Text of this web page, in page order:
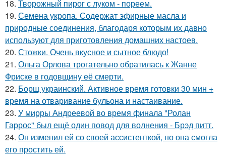
18. Творожный пирог с луком - пореем.
19. Семена укропа. Содержат эфирные масла и
природные соединения, благодаря которым их давно
используют для приготовления домашних настоев.
20. Стожки. Очень вкусное и сытное блюдо!
21. Ольга Орлова трогательно обратилась к Жанне
Фриске в годовщину её смерти.
22. Борщ украинский. Активное время готовки 30 мин +
время на отваривание бульона и настаивание.
23. У мирры Андреевой во время финала "Ролан
Гаррос" был ещё один повод для волнения - Брэд питт.
24. Он изменил ей со своей ассистенткой, но она смогла
его простить ей.